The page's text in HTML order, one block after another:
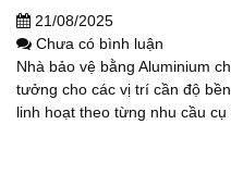
21/08/2025
Chưa có bình luận
Nhà bảo vệ bằng Aluminium
tưởng cho các vị trí cần độ
linh hoạt theo từng nhu cầu